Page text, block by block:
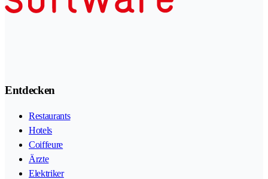
Entdecken
Restaurants
Hotels
Coiffeure
Ärzte
Elektriker